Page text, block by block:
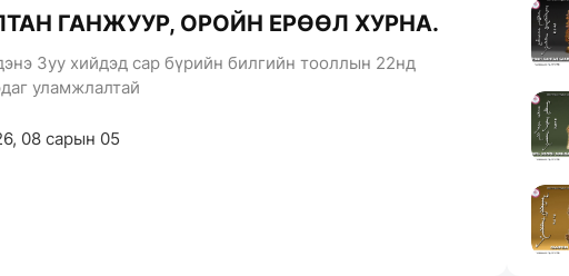
ГАНЖУУР, ОРОЙН ЕРӨӨЛ ХУРНА.
Зуу хийдэд сар бүрийн билгийн тооллын 22нд
уламжлалтай
08 сарын 05